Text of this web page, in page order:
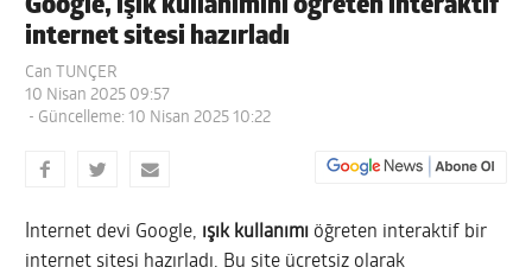
Google, ışık kullanımını öğreten interaktif
internet sitesi hazırladı
Can TUNÇER
10 Nisan 2025 09:57
- Güncelleme: 10 Nisan 2025 10:22
İnternet devi Google, ışık kullanımı öğreten interaktif bir
internet sitesi hazırladı. Bu site ücretsiz olarak